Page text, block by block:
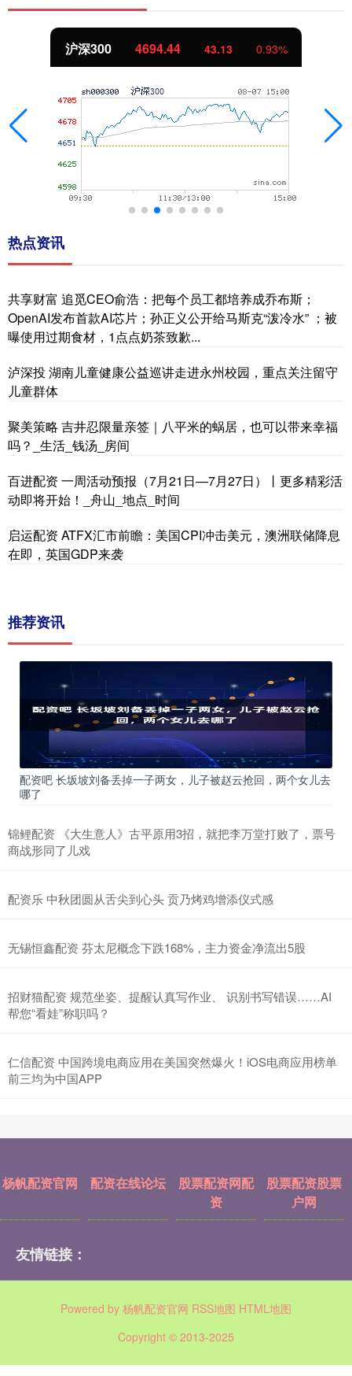
北证50 1134.24 11.37 1.01%
热点资讯
共享财富 追觅CEO俞浩：把每个员工都培养成乔布斯；
OpenAI发布首款AI芯片；孙正义公开给马斯克“泼冷水” ；被
曝使用过期食材，1点点奶茶致歉...
泸深投 湖南儿童健康公益巡讲走进永州校园，重点关注留守
儿童群体
聚美策略 吉井忍限量亲签｜八平米的蜗居，也可以带来幸福
吗？_生活_钱汤_房间
百进配资 一周活动预报（7月21日—7月27日）丨更多精彩活
动即将开始！_舟山_地点_时间
启运配资 ATFX汇市前瞻：美国CPI冲击美元，澳洲联储降息
在即，英国GDP来袭
推荐资讯
配资吧 长坂坡刘备丢掉一子两女，儿子被赵云抢回，两个女儿去
哪了
锦鲤配资 《大生意人》古平原用3招，就把李万堂打败了，票号
商战形同了儿戏
配资乐 中秋团圆从舌尖到心头 贡乃烤鸡增添仪式感
无锡恒鑫配资 芬太尼概念下跌168%，主力资金净流出5股
招财猫配资 规范坐姿、提醒认真写作业、 识别书写错误……AI
帮您“看娃”称职吗？
仁信配资 中国跨境电商应用在美国突然爆火！iOS电商应用榜单
前三均为中国APP
杨帆配资官网 配资在线论坛
股票配资网配
资
股票配资股票
户网
友情链接：
Powered by 杨帆配资官网 RSS地图 HTML地图
Copyright © 2013-2025